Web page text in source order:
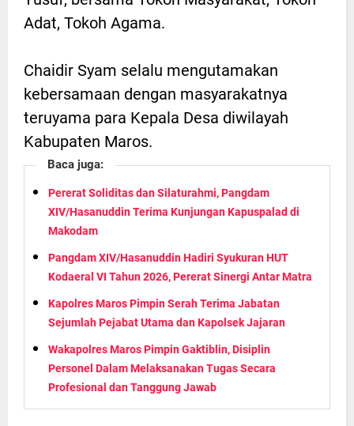
Adat, Tokoh Agama.
Chaidir Syam selalu mengutamakan
kebersamaan dengan masyarakatnya
teruyama para Kepala Desa diwilayah
Kabupaten Maros.
Baca juga:
Pererat Soliditas dan Silaturahmi, Pangdam
XIV/Hasanuddin Terima Kunjungan Kapuspalad di
Makodam
Pangdam XIV/Hasanuddin Hadiri Syukuran HUT
Kodaeral VI Tahun 2026, Pererat Sinergi Antar Matra
Kapolres Maros Pimpin Serah Terima Jabatan
Sejumlah Pejabat Utama dan Kapolsek Jajaran
Wakapolres Maros Pimpin Gaktiblin, Disiplin
Personel Dalam Melaksanakan Tugas Secara
Profesional dan Tanggung Jawab